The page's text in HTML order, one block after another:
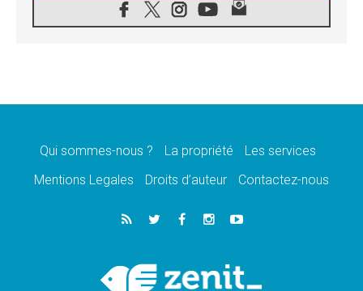
07.08.2026
En Colombie, «la paix ne s'achète pas avec
07.08.2026
07.08.2026
en France
Cardinal Rossi: «La venue du Pape Léon en
Argentine est un hommage à François»
Hiroshima et Nagasaki, 81 ans après,
lancement des «dix jours de prière pour la
paix»
Qui sommes-nous ? La propriété
Les services
Mentions Legales
Droits d’auteur Contactez-nous